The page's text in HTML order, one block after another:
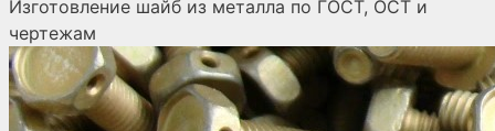
Изготовление шайб из металла по ГОСТ, ОСТ и
чертежам